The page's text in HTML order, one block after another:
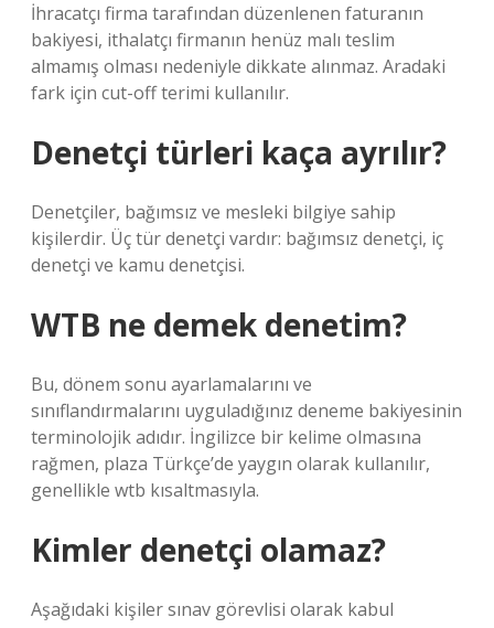
İhracatçı firma tarafından düzenlenen faturanın
bakiyesi, ithalatçı firmanın henüz malı teslim
almamış olması nedeniyle dikkate alınmaz. Aradaki
fark için cut-off terimi kullanılır.
Denetçi türleri kaça ayrılır?
Denetçiler, bağımsız ve mesleki bilgiye sahip
kişilerdir. Üç tür denetçi vardır: bağımsız denetçi, iç
denetçi ve kamu denetçisi.
WTB ne demek denetim?
Bu, dönem sonu ayarlamalarını ve
sınıflandırmalarını uyguladığınız deneme bakiyesinin
terminolojik adıdır. İngilizce bir kelime olmasına
rağmen, plaza Türkçe’de yaygın olarak kullanılır,
genellikle wtb kısaltmasıyla.
Kimler denetçi olamaz?
Aşağıdaki kişiler sınav görevlisi olarak kabul